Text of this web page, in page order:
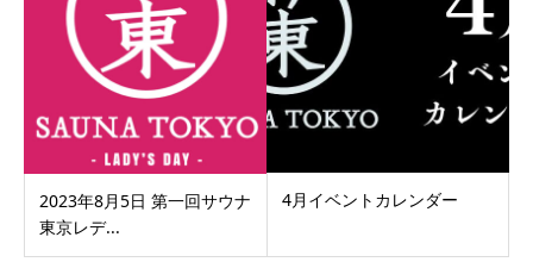
2023年8月5日 第一回サウナ
東京レデ...
4月イベントカレンダー